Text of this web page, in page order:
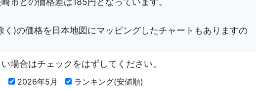
く)の価格を日本地図にマッピングしたチャートもありますの
場合はチェックをはずしてください。
2026年5月 ランキング(安値順)